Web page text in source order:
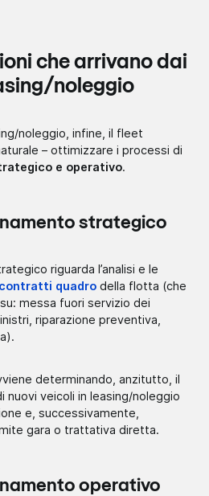
che arrivano dai
noleggio
noleggio, infine, il fleet
– ottimizzare i processi di
e operativo.
strategico
riguarda l’analisi e le
contratti quadro della flotta (che
messa fuori servizio dei
riparazione preventiva,
determinando, anzitutto, il
veicoli in leasing/noleggio
e, successivamente,
gara o trattativa diretta.
operativo